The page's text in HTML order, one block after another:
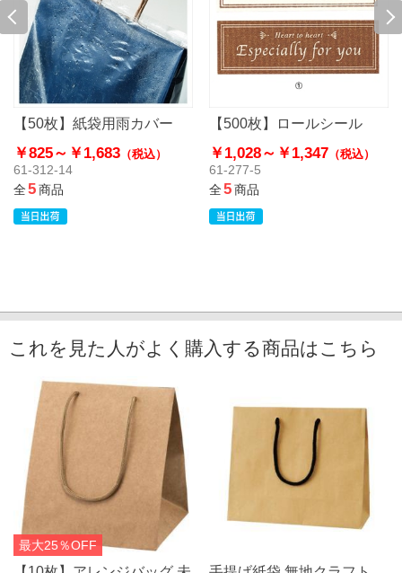
【50枚】紙袋用雨カバー
￥825～ ￥1,683 （税込）
61-312-14
全5商品
【500枚】ロールシール
￥1,028～ ￥1,347 （税込）
61-277-5
全5商品
これを見た人がよく購入する商品はこちら
最大25％OFF